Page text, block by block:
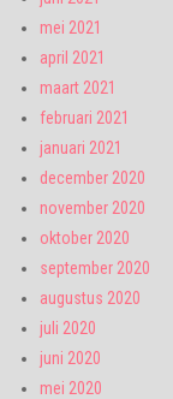
mei 2021
april 2021
maart 2021
februari 2021
januari 2021
december 2020
november 2020
oktober 2020
september 2020
augustus 2020
juli 2020
juni 2020
mei 2020